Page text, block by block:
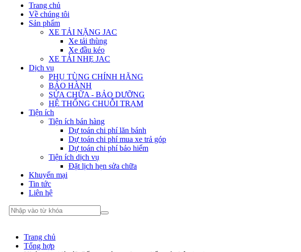
Trang chủ
Về chúng tôi
Sản phẩm
XE TẢI NẶNG JAC
Xe tải thùng
Xe đầu kéo
XE TẢI NHẸ JAC
Dịch vụ
PHỤ TÙNG CHÍNH HÃNG
BẢO HÀNH
SỬA CHỮA - BẢO DƯỠNG
HỆ THỐNG CHUỖI TRẠM
Tiện ích
Tiện ích bán hàng
Dự toán chi phí lăn bánh
Dự toán chi phí mua xe trả góp
Dự toán chi phí bảo hiểm
Tiện ích dịch vụ
Đặt lịch hẹn sửa chữa
Khuyến mại
Tin tức
Liên hệ
Trang chủ
Tổng hợp